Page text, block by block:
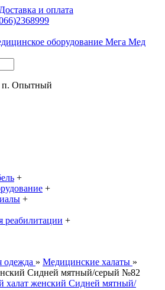
Доставка и оплата
п. Опытный
+
+
+
реабилитации +
одежда » Медицинские халаты »
Сидней мятный/серый №82